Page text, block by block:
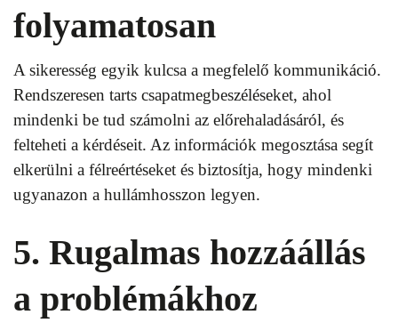
folyamatosan
A sikeresség egyik kulcsa a megfelelő kommunikáció.
Rendszeresen tarts csapatmegbeszéléseket, ahol
mindenki be tud számolni az előrehaladásáról, és
felteheti a kérdéseit. Az információk megosztása segít
elkerülni a félreértéseket és biztosítja, hogy mindenki
ugyanazon a hullámhosszon legyen.
5. Rugalmas hozzáállás
a problémákhoz